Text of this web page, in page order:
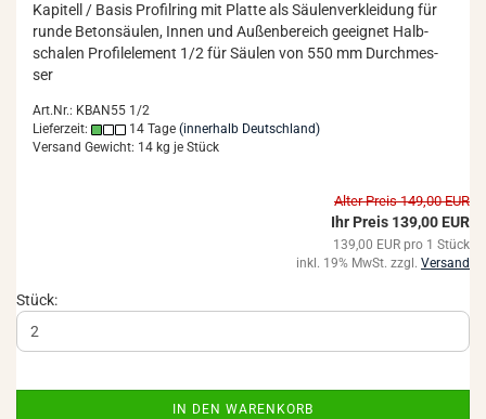
Ka­pi­tell / Basis Pro­fil­ring mit Plat­te als Säu­len­ver­klei­dung für
runde Be­ton­säu­len, Innen und Au­ßen­be­reich ge­eig­net Halb­
scha­len Pro­fil­ele­ment 1/2 für Säu­len von 550 mm Durch­mes­
ser
Art.Nr.: KBAN55 1/2
Lieferzeit:
14 Tage (innerhalb Deutschland)
Versand Gewicht: 14 kg je Stück
Alter Preis 149,00 EUR
Ihr Preis 139,00 EUR
139,00 EUR pro 1 Stück
inkl. 19% MwSt. zzgl. Versand
Stück:
IN DEN WARENKORB